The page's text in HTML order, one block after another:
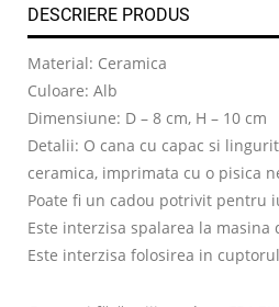
DESCRIERE PRODUS
Material: Ceramica
Culoare: Alb
Dimensiune: D – 8 cm, H – 10 cm
Detalii: O cana cu capac si
ceramica, imprimata cu o pisica
Poate fi un cadou potrivit pentru
Este interzisa spalarea la masina
Este interzisa folosirea in